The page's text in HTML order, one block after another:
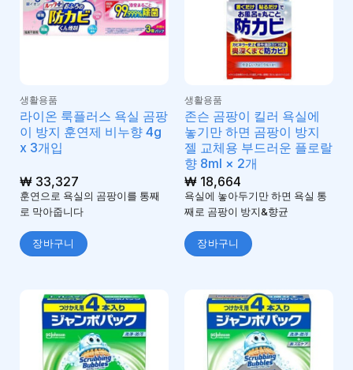
생활용품
라이온 룩플러스 욕실 곰팡
이 방지 훈연제 비누향 4g
x 3개입
₩33,327
훈연으로 욕실의 곰팡이를 통째
로 막아줍니다
장바구니
생활용품
존슨 곰팡이 킬러 욕실에
놓기만 하면 곰팡이 방지
젤 교체용 부드러운 플로랄
향 8ml × 2개
₩18,664
욕실에 놓아두기만 하면 욕실 통
째로 곰팡이 방지&향균
장바구니